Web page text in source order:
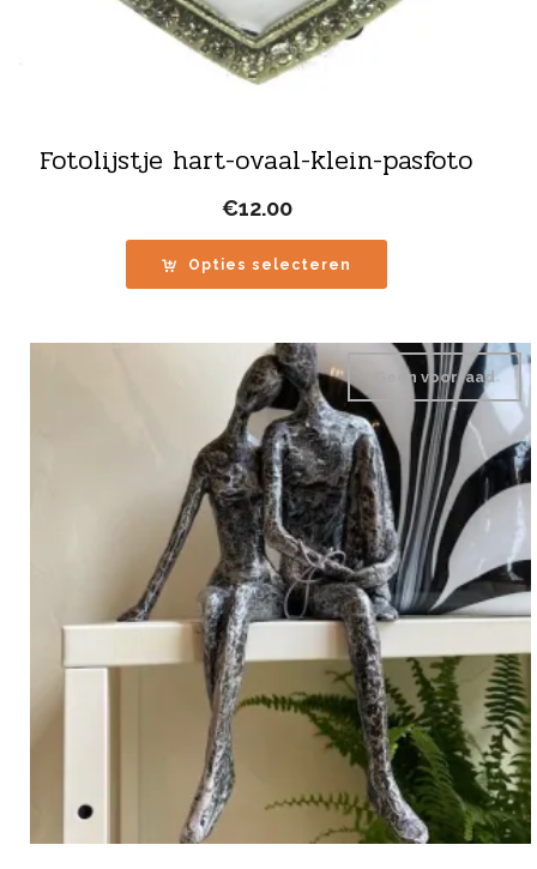
Fotolijstje hart-ovaal-klein-pasfoto
€12.00
Opties selecteren
Geen voorraad